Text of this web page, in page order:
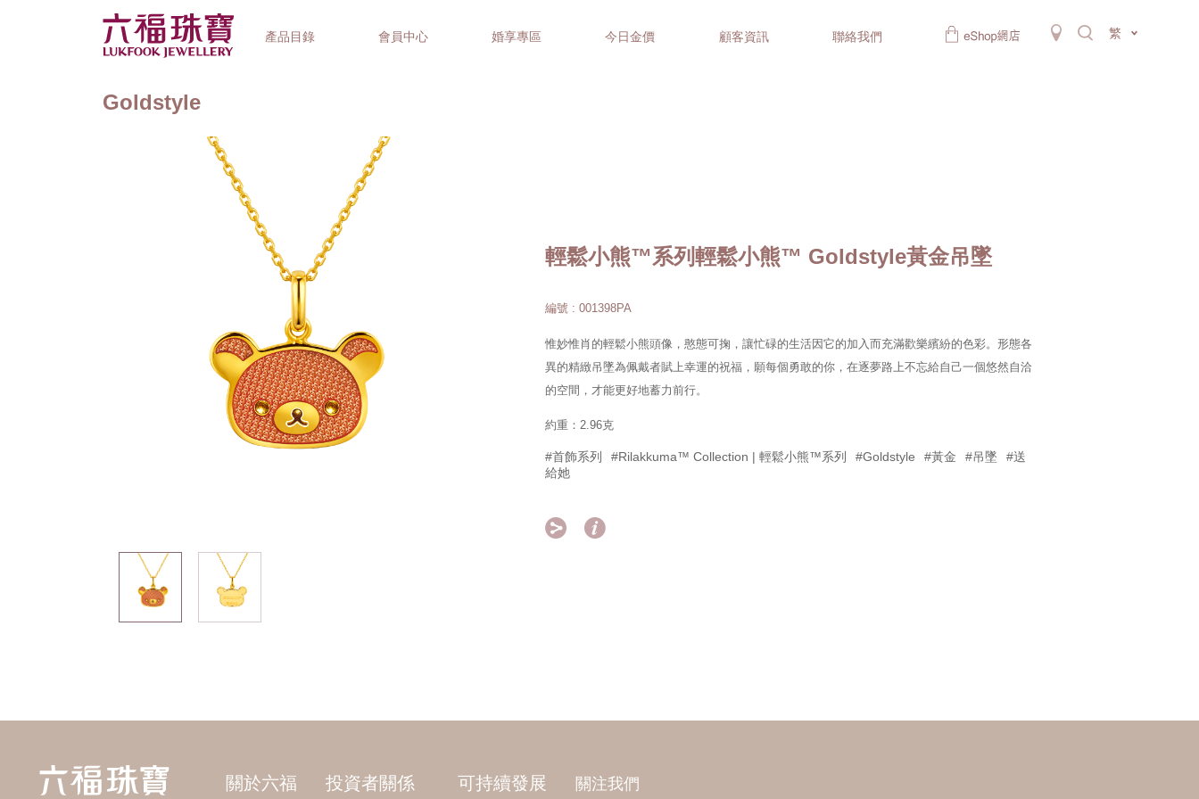
產品目錄 會員中心 婚享專區 今日金價 顧客資訊 聯絡我們 繁
精選禮品
Goldstyle
輕鬆小熊™系列輕鬆小熊™ Goldstyle黃金吊墜
編號 : 001398PA
惟妙惟肖的輕鬆小熊頭像，憨態可掬，讓忙碌的生活因它的加入而充滿歡樂繽紛的色彩。形態各
異的精緻吊墜為佩戴者賦上幸運的祝福，願每個勇敢的你，在逐夢路上不忘給自己一個悠然自洽
的空間，才能更好地蓄力前行。
約重：2.96克
#首飾系列 #Rilakkuma™ Collection | 輕鬆小熊™系列 #Goldstyle #黃金 #吊墜
#送
給她
 
關於六福 投資者關係 可持續發展 關注我們